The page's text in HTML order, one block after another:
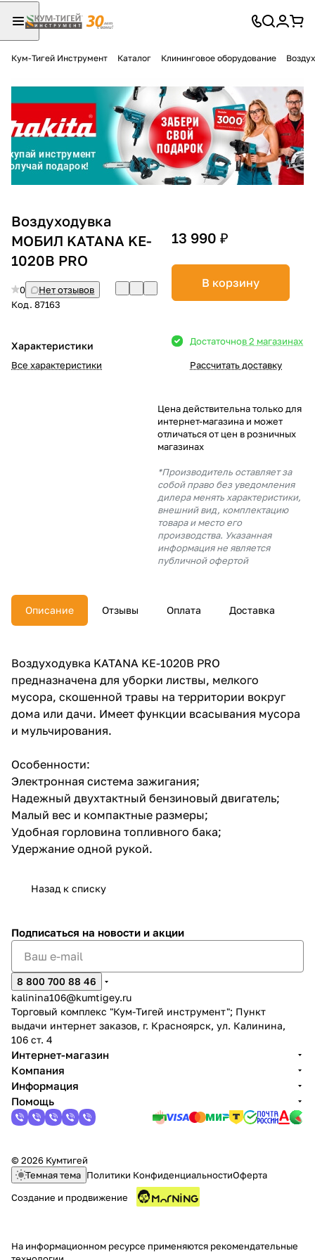
Кум-Тигей Инструмент Каталог Клининговое оборудование
Воздуходувка
МОБИЛ KATANA KE-
1020B PRO
0
Нет отзывов
Код. 87163
Характеристики
Все характеристики
13 990 ₽
В корзину
Достаточнов 2 магазинах
Рассчитать доставку
Цена действительна только для
интернет-магазина и может
отличаться от цен в розничных
магазинах
*Производитель оставляет за
собой право без уведомления
дилера менять характеристики,
внешний вид, комплектацию
товара и место его
производства. Указанная
информация не является
публичной офертой
Описание Отзывы Оплата Доставка
Воздуходувка KATANA KE-1020B PRO
предназначена для уборки листвы, мелкого
мусора, скошенной травы на территории вокруг
дома или дачи. Имеет функции всасывания мусора
и мульчирования.
Особенности:
Электронная система зажигания;
Надежный двухтактный бензиновый двигатель;
Малый вес и компактные размеры;
Удобная горловина топливного бака;
Удержание одной рукой.
Назад к списку
Подписаться на новости и акции
8 800 700 88 46
kalinina106@kumtigey.ru
Торговый комплекс "Кум-Тигей инструмент"; Пункт
выдачи интернет заказов, г. Красноярск, ул. Калинина,
106 ст. 4
Интернет-магазин
Компания
Информация
Помощь
© 2026 Кумтигей
Темная тема Политики КонфиденциальностиОферта
Создание и продвижение
На информационном ресурсе применяются рекомендательные
Разбейте
оплатуна части
без переплат
График платежей
Сегодня
в корзину
% картой любого банка
выбранный способом
% будут
с вашей карты
каждые 2 недели
Подробнее
25
недели
Остались вопросы?